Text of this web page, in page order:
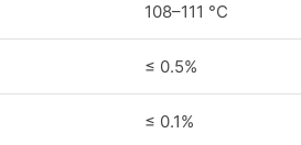
108–111 °C
≤ 0.5%
≤ 0.1%